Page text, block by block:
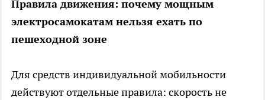
Правила движения: почему мощным
электросамокатам нельзя ехать по
пешеходной зоне
Для средств индивидуальной мобильности
действуют отдельные правила: скорость не